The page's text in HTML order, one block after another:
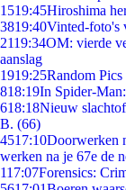
1519:45Hiroshima
3819:40Vinted-foto's
2119:34OM: vierde
aanslag
1919:25Random
818:19In Spider-
618:18Nieuw
B. (66)
4517:10Doorwerken
werken na je 67e de
117:07Forensics: